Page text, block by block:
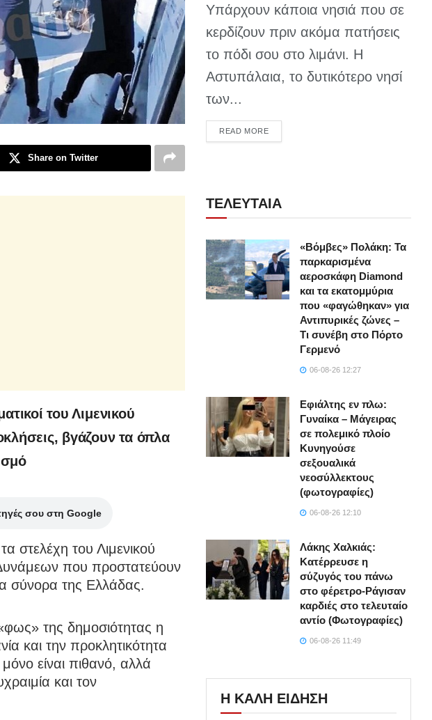
Share on Twitter
του Λιμενικού
βγάζουν τα όπλα
σου στη Google
στελέχη του Λιμενικού
που προστατεύουν
σύνορα της Ελλάδας.
της δημοσιότητας η
και την προκλητικότητα
είναι πιθανό, αλλά
και τον
Υπάρχουν κάποια νησιά που σε
κερδίζουν πριν ακόμα πατήσεις
το πόδι σου στο λιμάνι. Η
Αστυπάλαια, το δυτικότερο νησί
των...
READ MOREDETAILS
ΤΕΛΕΥΤΑΙΑ
«Βόμβες» Πολάκη: Τα
παρκαρισμένα
αεροσκάφη Diamond
και τα εκατομμύρια
που «φαγώθηκαν» για
Αντιπυρικές ζώνες –
Τι συνέβη στο Πόρτο
Γερμενό
06-08-26 12:27
Εφιάλτης εν πλω:
Γυναίκα – Μάγειρας
σε πολεμικό πλοίο
Κυνηγούσε
σεξουαλικά
νεοσύλλεκτους
(φωτογραφίες)
06-08-26 12:10
Λάκης Χαλκιάς:
Κατέρρευσε η
σύζυγός του πάνω
στο φέρετρο-Ράγισαν
καρδιές στο τελευταίο
αντίο (Φωτογραφίες)
06-08-26 11:49
Η ΚΑΛΗ ΕΙΔΗΣΗ